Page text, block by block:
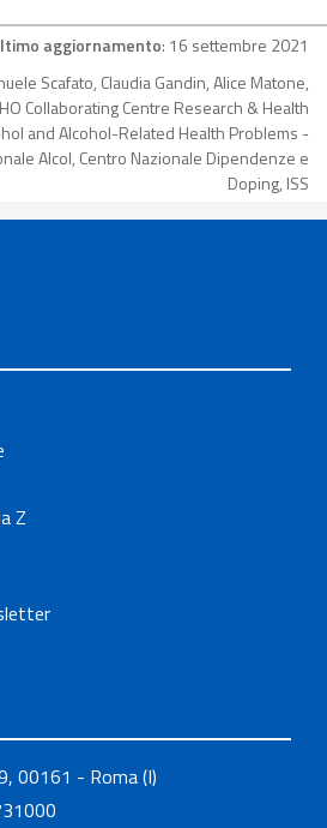
aggiornamento: 16 settembre 2021
Scafato, Claudia Gandin, Alice Matone,
Collaborating Centre Research & Health
and Alcohol-Related Health Problems -
Alcol, Centro Nazionale Dipendenze e
Doping, ISS
Z
00161 - Roma (I)